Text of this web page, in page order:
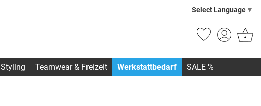
Select Language ▼
Styling Teamwear & Freizeit Werkstattbedarf SALE %